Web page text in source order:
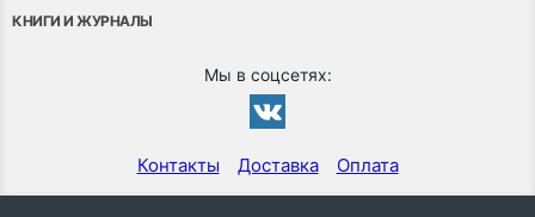
КНИГИ И ЖУРНАЛЫ
Мы в соцсетях:
Контакты Доставка Оплата